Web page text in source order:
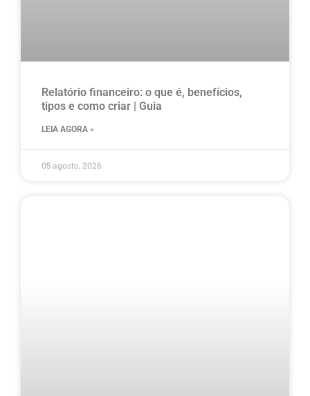
Relatório financeiro: o que é, benefícios,
tipos e como criar | Guia
LEIA AGORA »
05 agosto, 2026